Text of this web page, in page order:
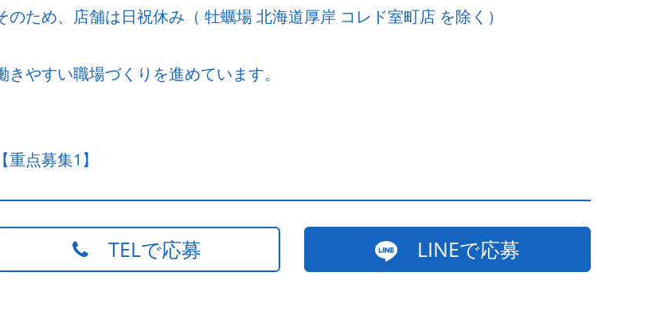
のため、店舗は日祝休み（ 牡蠣場 北海道厚岸 コレド室町店 を除く）
きやすい職場づくりを進めています。
【重点募集1】
TELで応募 LINEで応募